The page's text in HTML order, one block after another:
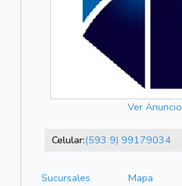
Ver Anuncio
Celular:(593 9) 99179034
Sucursales Mapa